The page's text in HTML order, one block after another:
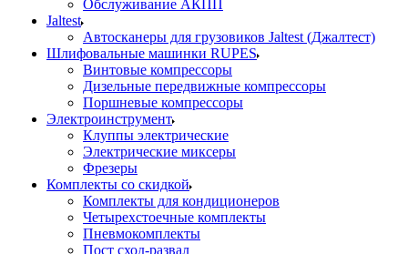
Обслуживание АКПП
Jaltest
Автосканеры для грузовиков Jaltest (Джалтест)
Шлифовальные машинки RUPES
Винтовые компрессоры
Дизельные передвижные компрессоры
Поршневые компрессоры
Электроинструмент
Клуппы электрические
Электрические миксеры
Фрезеры
Комплекты со скидкой
Комплекты для кондиционеров
Четырехстоечные комплекты
Пневмокомплекты
Пост сход-развал